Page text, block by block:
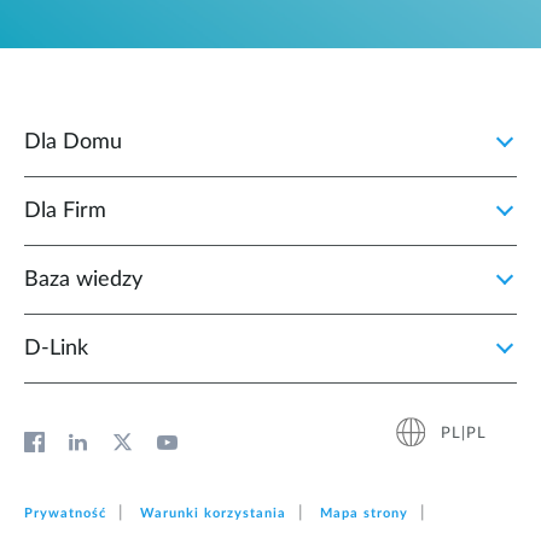
Dla Domu
Dla Firm
Baza wiedzy
D‑Link
PL|PL
Prywatność Warunki korzystania Mapa strony